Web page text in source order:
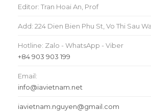
Editor: Tran Hoai An, Prof
Add: 224 Dien Bien Phu St, Vo Thi Sau
Hotline: Zalo - WhatsApp - Viber
+84 903 903 199
Email:
info@iavietnam.net
iavietnam.nguyen@gmail.com